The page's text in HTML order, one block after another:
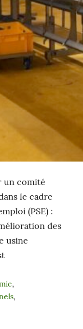
un comité
le cadre
(PSE) :
des
usine
,
,